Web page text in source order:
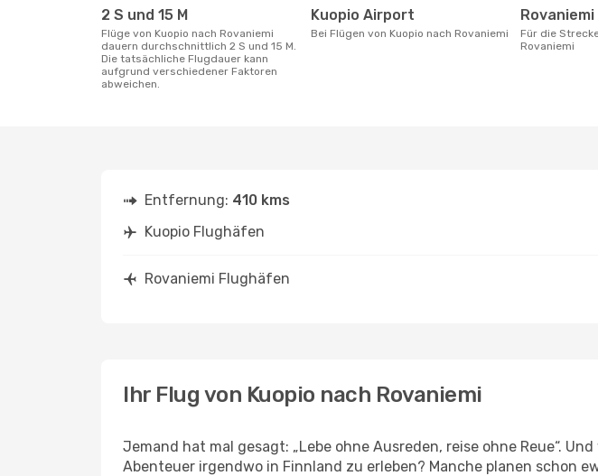
2 S und 15 M
Flüge von Kuopio nach Rovaniemi
dauern durchschnittlich 2 S und 15 M.
Die tatsächliche Flugdauer kann
aufgrund verschiedener Faktoren
abweichen.
Kuopio Airport
Bei Flügen von Kuopio nach Rovaniemi
Für die Strecke von Kuopio nach
Rovaniemi
Entfernung: 410 kms
Kuopio Flughäfen
Rovaniemi Flughäfen
Ihr Flug von Kuopio nach Rovaniemi
Jemand hat mal gesagt: „Lebe ohne Ausreden, reise ohne Reue“.
Abenteuer irgendwo in Finnland zu erleben? Manche planen schon